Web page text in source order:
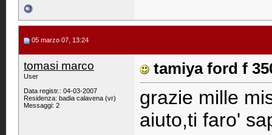
05 marzo 07, 13:24
tomasi marco
User
Data registr.: 04-03-2007
Residenza: badia calavena (vr)
Messaggi: 2
tamiya ford f
grazie mille
aiuto,ti faro'